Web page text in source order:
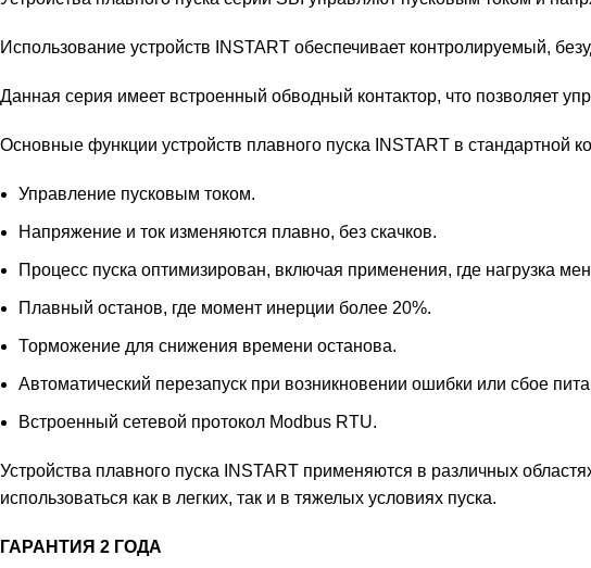
Использование устройств INSTART обеспечивает контролируемый,
Данная серия имеет встроенный обводный контактор, что позволяет
Основные функции устройств плавного пуска INSTART в стандартной
Управление пусковым током.
Напряжение и ток изменяются плавно, без скачков.
Процесс пуска оптимизирован, включая применения, где нагрузка
Плавный останов, где момент инерции более 20%.
Торможение для снижения времени останова.
Автоматический перезапуск при возникновении ошибки или сбое
Встроенный сетевой протокол Modbus RTU.
Устройства плавного пуска INSTART применяются в различных
использоваться как в легких, так и в тяжелых условиях пуска.
ГАРАНТИЯ 2 ГОДА